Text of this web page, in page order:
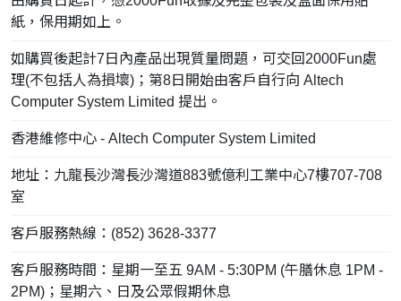
紙，保用期如上。
如購買後起計7日內產品出現質量問題，可交回2000Fun處
理(不包括人為損壞)；第8日開始由客戶自行向 Altech
Computer System Limited 提出。
香港維修中心 - Altech Computer System Limited
地址：九龍長沙灣長沙灣道883號億利工業中心7樓707-708
室
客戶服務熱線：(852) 3628-3377
客戶服務時間：星期一至五 9AM - 5:30PM (午膳休息 1PM -
2PM)；星期六、日及公眾假期休息